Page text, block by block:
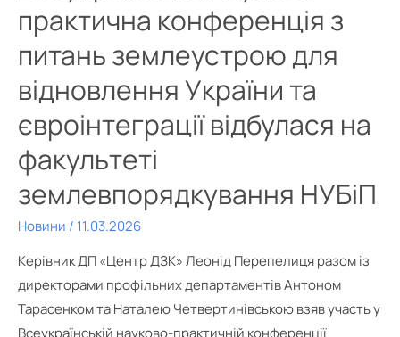
практична конференція з
питань землеустрою для
відновлення України та
євроінтеграції відбулася на
факультеті
землевпорядкування НУБіП
Новини / 11.03.2026
Керівник ДП «Центр ДЗК» Леонід Перепелиця разом із
директорами профільних департаментів Антоном
Тарасенком та Наталею Четвертинівською взяв участь у